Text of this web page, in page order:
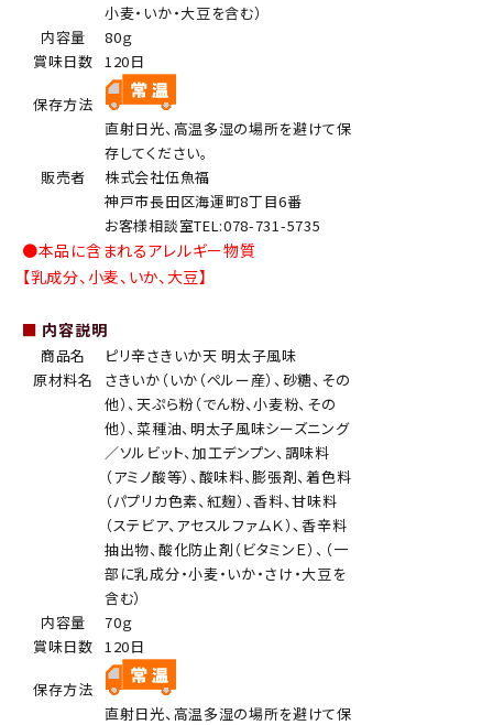
小麦・いか・大豆を含む）
内容量
80ｇ
賞味日数
120日
保存方法
直射日光、高温多湿の場所を避けて保
存してください。
販売者
株式会社伍魚福
神戸市長田区海運町8丁目6番
お客様相談室TEL:078-731-5735
●本品に含まれるアレルギー物質
【乳成分、小麦、いか、大豆】
■ 内容説明
商品名
ピリ辛さきいか天 明太子風味
原材料名
さきいか（いか（ペルー産）、砂糖、その
他）、天ぷら粉（でん粉、小麦粉、その
他）、菜種油、明太子風味シーズニング
／ソルビット、加工デンプン、調味料
（アミノ酸等）、酸味料、膨張剤、着色料
（パプリカ色素、紅麹）、香料、甘味料
（ステビア、アセスルファムＫ）、香辛料
抽出物、酸化防止剤（ビタミンＥ）、（一
部に乳成分・小麦・いか・さけ・大豆を
含む）
内容量
70ｇ
賞味日数
120日
保存方法
直射日光、高温多湿の場所を避けて保